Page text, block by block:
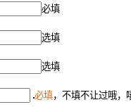
必填
选填
选填
必填，不填不让过哦，